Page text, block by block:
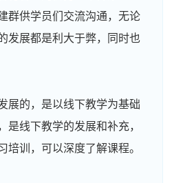
群供学员们交流沟通，无论
发展都是利大于弊，同时也
展的，是以线下教学为基础
是线下教学的发展和补充，
培训，可以深度了解课程。